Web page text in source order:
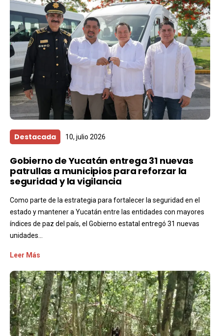
Destacada 10, julio 2026
Gobierno de Yucatán entrega 31 nuevas
patrullas a municipios para reforzar la
seguridad y la vigilancia
Como parte de la estrategia para fortalecer la seguridad en el
estado y mantener a Yucatán entre las entidades con mayores
índices de paz del país, el Gobierno estatal entregó 31 nuevas
unidades...
Leer Más